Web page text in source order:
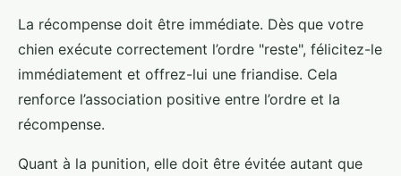
La récompense doit être immédiate. Dès que votre
chien exécute correctement l’ordre "reste", félicitez-le
immédiatement et offrez-lui une friandise. Cela
renforce l’association positive entre l’ordre et la
récompense.
Quant à la punition, elle doit être évitée autant que